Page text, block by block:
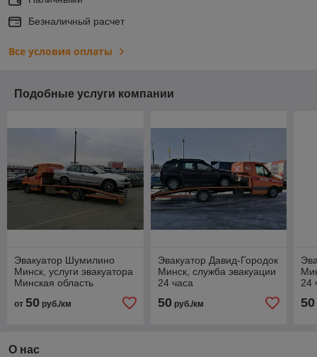
Безналичный расчет
Все условия оплаты
Подобные услуги компании
Эвакуатор Шумилино
Минск, услуги эвакуатора
Минская область
от 50 руб./км
Эвакуатор Давид-Городок
Минск, служба эвакуации
24 часа
50руб./км
24
50
О нас